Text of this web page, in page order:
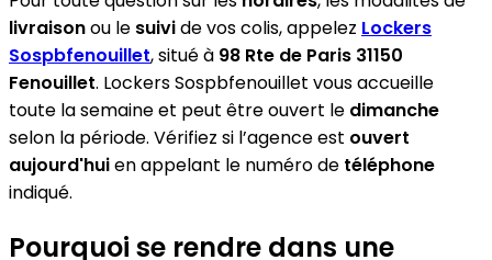
livraisonou le suivide vos colis, appelez Lockers
Sospbfenouillet, situé à 98 Rte de Paris 31150
Fenouillet. Lockers Sospbfenouillet vous accueille
toute la semaine et peut être ouvert le dimanche
selon la période. Vérifiez si l’agence est ouvert
aujourd'huien appelant le numéro de téléphone
indiqué.
Pourquoi se rendre dans une